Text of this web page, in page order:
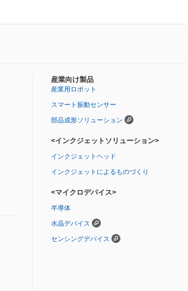
産業向け製品
産業用ロボット
スマート振動センサー
部品成形ソリューション
<インクジェットソリューション>
インクジェットヘッド
インクジェットによるものづくり
<マイクロデバイス>
半導体
水晶デバイス
センシングデバイス